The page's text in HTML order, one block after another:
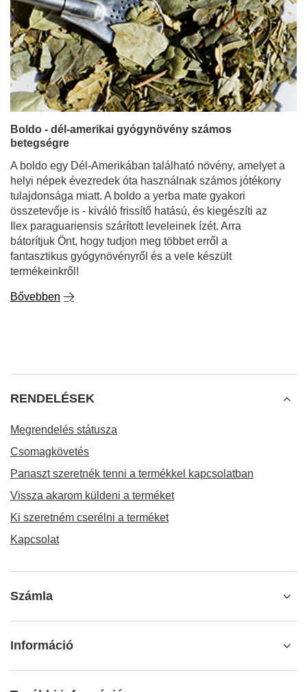
Boldo - dél-amerikai gyógynövény számos
betegségre
A boldo egy Dél-Amerikában található növény, amelyet a
helyi népek évezredek óta használnak számos jótékony
tulajdonsága miatt. A boldo a yerba mate gyakori
összetevője is - kiváló frissítő hatású, és kiegészíti az
Ilex paraguariensis szárított leveleinek ízét. Arra
bátorítjuk Önt, hogy tudjon meg többet erről a
fantasztikus gyógynövényről és a vele készült
termékeinkről!
Bővebben
RENDELÉSEK
Megrendelés státusza
Csomagkövetés
Panaszt szeretnék tenni a termékkel kapcsolatban
Vissza akarom küldeni a terméket
Ki szeretném cserélni a terméket
Kapcsolat
Számla
Információ